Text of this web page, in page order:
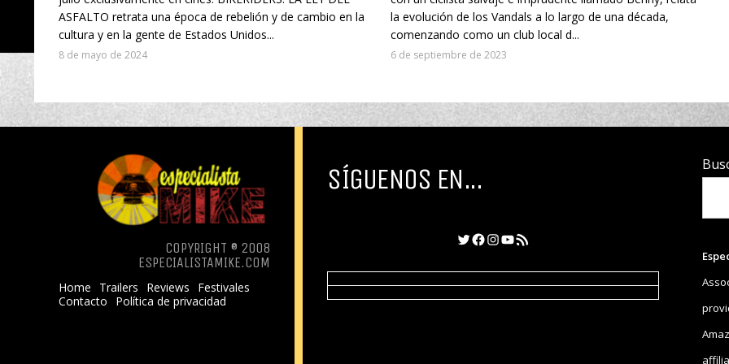
ASFALTO retrata una época de rebelión y de cambio en la
cultura y en la gente de Estados Unidos...
8 de mayo de 2024
la evolución de los Vandals a lo largo de una década,
comenzando como un club local d...
6 de septiembre de 2023
COPYRIGHT ® 2008
ESPECIALISTAMIKE.COM
Home Trailers Reviews
Festivales
Contacto
Política de privacidad
SÍGUENOS EN...
Twitter
Facebook
Instagram
YouTube
Feed RSS